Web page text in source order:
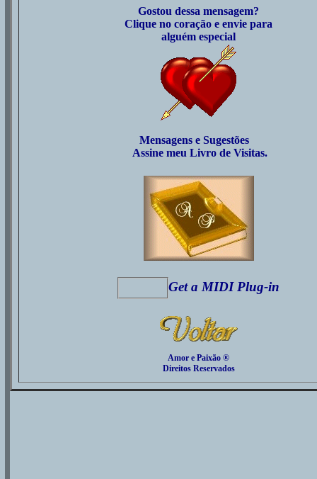
Gostou dessa mensagem?
Clique no coração e envie para
alguém especial
Mensagens e Sugestões
Assine meu Livro de Visitas.
Get a MIDI Plug-in
Amor e Paixão ®
Direitos Reservados